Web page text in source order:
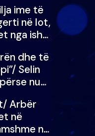
ime të
në lot,
nga ish-
dhe të
Selin
nuk
time deri
Arbër
në
në